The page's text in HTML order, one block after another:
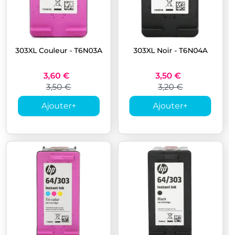
303XL Couleur - T6N03A
3,60 €
3,50 €
Ajouter+
303XL Noir - T6N04A
3,50 €
3,20 €
Ajouter+